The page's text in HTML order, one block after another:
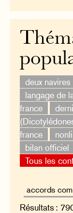
deux
langage de
france
france
bilan officiel
Tous les
Résultats :